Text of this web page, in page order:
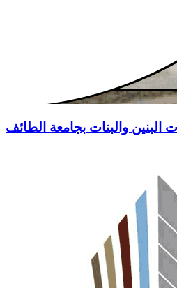
والبنات بجامعة الطائف